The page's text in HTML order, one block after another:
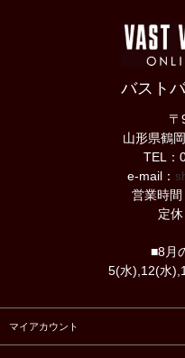
バスト
〒
山形県鶴
TEL：
e-mail：
営業時
定
■8月
5(水),12(水
マイアカウント